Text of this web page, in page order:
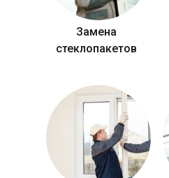
Замена
стеклопакетов